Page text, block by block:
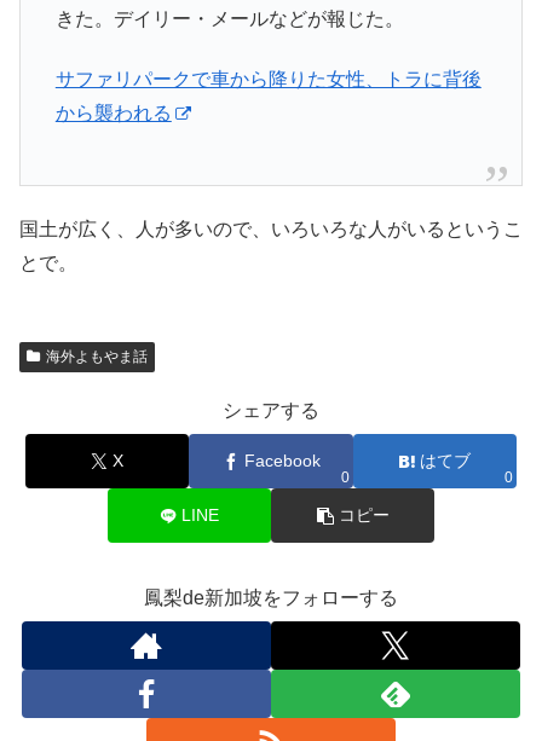
きた。デイリー・メールなどが報じた。
サファリパークで車から降りた女性、トラに背後
から襲われる
国土が広く、人が多いので、いろいろな人がいるというこ
とで。
海外よもやま話
シェアする
X Facebook
0
はてブ
0
LINE コピー
鳳梨de新加坡をフォローする